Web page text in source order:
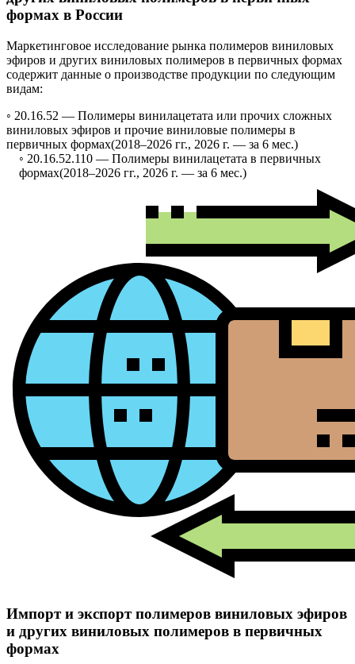
формах в России
Маркетинговое исследование рынка полимеров виниловых
эфиров и других виниловых полимеров в первичных формах
содержит данные о производстве продукции по следующим
видам:
◦ 20.16.52 — Полимеры винилацетата или прочих сложных
виниловых эфиров и прочие виниловые полимеры в
первичных формах(2018–2026 гг., 2026 г. — за 6 мес.)
◦ 20.16.52.110 — Полимеры винилацетата в первичных
формах(2018–2026 гг., 2026 г. — за 6 мес.)
Импорт и экспорт полимеров виниловых эфиров
и других виниловых полимеров в первичных
формах